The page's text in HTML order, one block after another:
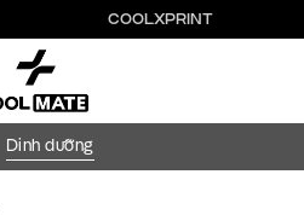
COOLXPRINT
Dinh dưỡng